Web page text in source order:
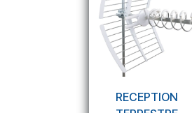
RECEPTION